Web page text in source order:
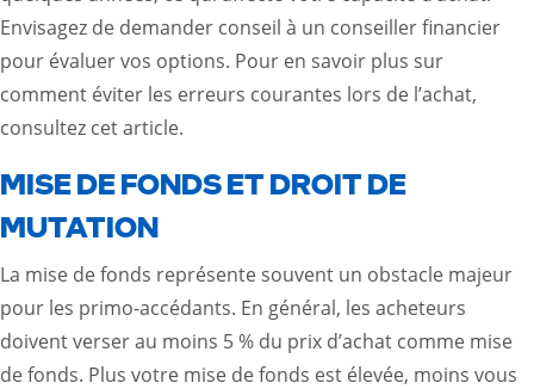
Envisagez de demander conseil à un conseiller financier
pour évaluer vos options. Pour en savoir plus sur
comment éviter les erreurs courantes lors de l’achat,
consultez cet article.
MISE DE FONDS ET DROIT DE
MUTATION
La mise de fonds représente souvent un obstacle majeur
pour les primo-accédants. En général, les acheteurs
doivent verser au moins 5 % du prix d’achat comme mise
de fonds. Plus votre mise de fonds est élevée, moins vous